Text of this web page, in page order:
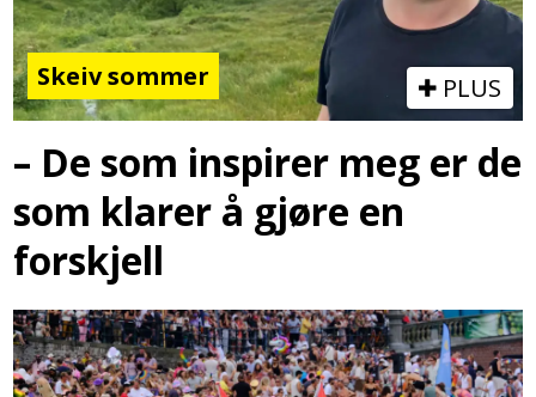
Skeiv sommer PLUS
– De som inspirer meg er de
som klarer å gjøre en
forskjell